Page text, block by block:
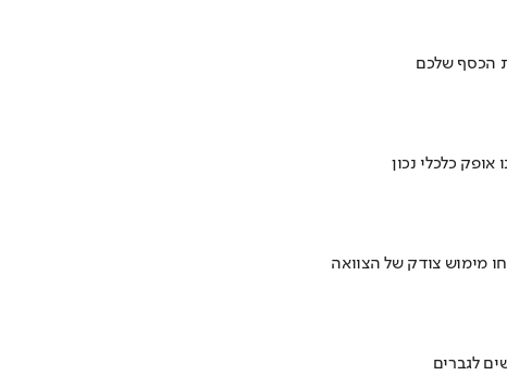
הכסף שלכם
כלכלי נכון
מימוש צודק של הצוואה
לגברים